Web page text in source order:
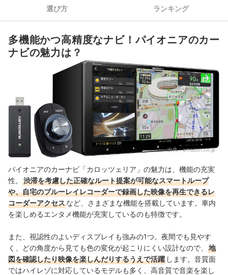
利に
パイオニアのカーナビ（carrozzeria）全32商品おすすめ人気ランキン
グ
不具合が見つかったときのサポート体制は？
ほかのメーカーのインダッシュナビもチェックしてみよう
パイオニアのカーナビ（carrozzeria）の売れ筋ランキングもチェッ
ク！
選び方 ランキング
多機能かつ高精度なナビ！パイオニアのカー
ナビの魅力は？
出典：amazon.co.jp
パイオニアのカーナビ「カロッツェリア」の魅力は、機能の充実
性。
渋滞を考慮した正確なルート提案が可能なスマートループ
や、自宅のブルーレイレコーダーで録画した映像を再生できるレ
コーダーアクセスなど、さまざまな機能を搭載しています。車内
を楽しめるエンタメ機能が充実しているのも特徴です。
また、視認性のよいディスプレイも強みの1つ。夜間でも見やす
く、どの角度から見ても色の変化が起こりにくい設計なので、
地
図を確認したり映像を楽しんだりするうえで活躍 します。音質面
ではハイレゾに対応しているモデルも多く、高音質で音楽を楽し